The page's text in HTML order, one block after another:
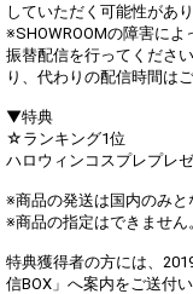
していただく可能性があ
※SHOWROOMの障害に
振替配信を行ってくださ
り、代わりの配信時間は
▼特典
☆ランキング1位
ハロウィンコスプレプレゼ
※商品の発送は国内のみと
※商品の指定はできません
特典獲得者の方には、
信BOX」へ案内をご送付